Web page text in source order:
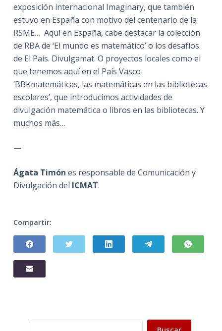
exposición internacional Imaginary, que también
estuvo en España con motivo del centenario de la
RSME… Aquí en España, cabe destacar la colección
de RBA de ‘El mundo es matemático’ o los desafíos
de El País. Divulgamat. O proyectos locales como el
que tenemos aquí en el País Vasco
‘BBKmatemáticas, las matemáticas en las bibliotecas
escolares’, que introducimos actividades de
divulgación matemática o libros en las bibliotecas. Y
muchos más…
—
Ágata Timón es responsable de Comunicación y
Divulgación del ICMAT.
Compartir: